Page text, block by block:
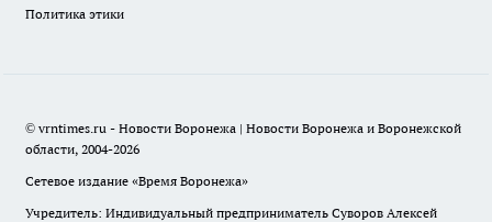
Политика этики
© vrntimes.ru - Новости Воронежа | Новости Воронежа и Воронежской
области, 2004-2026
Сетевое издание «Время Воронежа»
Учредитель: Индивидуальный предприниматель Суворов Алексей